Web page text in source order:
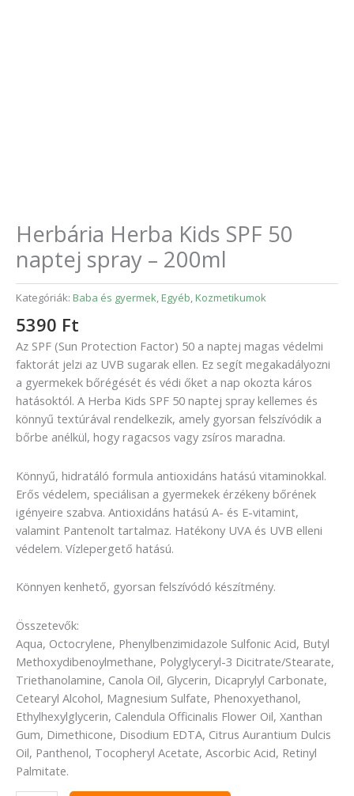
Herbária Herba Kids SPF 50
naptej spray – 200ml
Kategóriák: Baba és gyermek, Egyéb, Kozmetikumok
5390 Ft
Az SPF (Sun Protection Factor) 50 a naptej magas védelmi
faktorát jelzi az UVB sugarak ellen. Ez segít megakadályozni
a gyermekek bőrégését és védi őket a nap okozta káros
hatásoktól. A Herba Kids SPF 50 naptej spray kellemes és
könnyű textúrával rendelkezik, amely gyorsan felszívódik a
bőrbe anélkül, hogy ragacsos vagy zsíros maradna.
Könnyű, hidratáló formula antioxidáns hatású vitaminokkal.
Erős védelem, speciálisan a gyermekek érzékeny bőrének
igényeire szabva. Antioxidáns hatású A- és E-vitamint,
valamint Pantenolt tartalmaz. Hatékony UVA és UVB elleni
védelem. Vízlepergető hatású.
Könnyen kenhető, gyorsan felszívódó készítmény.
Összetevők:
Aqua, Octocrylene, Phenylbenzimidazole Sulfonic Acid, Butyl
Methoxydibenoylmethane, Polyglyceryl-3 Dicitrate/Stearate,
Triethanolamine, Canola Oil, Glycerin, Dicaprylyl Carbonate,
Cetearyl Alcohol, Magnesium Sulfate, Phenoxyethanol,
Ethylhexylglycerin, Calendula Officinalis Flower Oil, Xanthan
Gum, Dimethicone, Disodium EDTA, Citrus Aurantium Dulcis
Oil, Panthenol, Tocopheryl Acetate, Ascorbic Acid, Retinyl
Palmitate.